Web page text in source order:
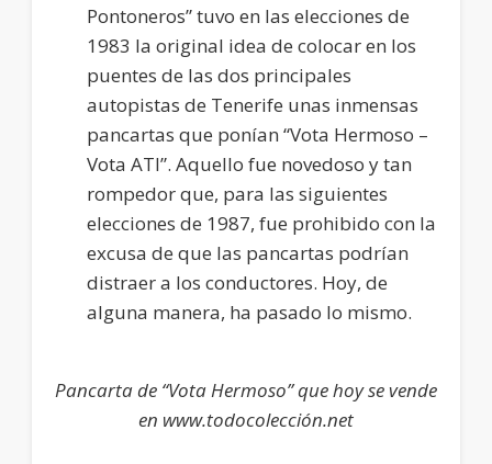
Pontoneros” tuvo en las elecciones de
1983 la original idea de colocar en los
puentes de las dos principales
autopistas de Tenerife unas inmensas
pancartas que ponían “Vota Hermoso –
Vota ATI”. Aquello fue novedoso y tan
rompedor que, para las siguientes
elecciones de 1987, fue prohibido con la
excusa de que las pancartas podrían
distraer a los conductores. Hoy, de
alguna manera, ha pasado lo mismo.
Pancarta de “Vota Hermoso” que hoy se vende
en www.todocolección.net